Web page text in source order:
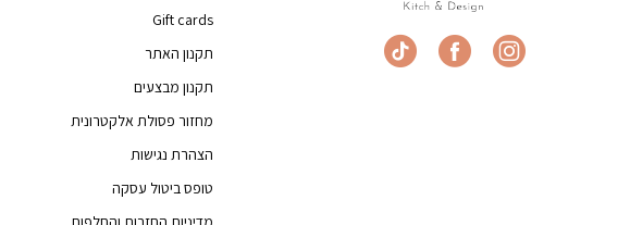
Gift cards
תקנון האתר
תקנון מבצעים
מחזור פסולת אלקטרונית
הצהרת נגישות
טופס ביטול עסקה